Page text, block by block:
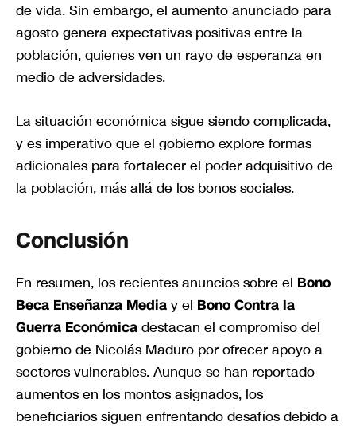
de vida. Sin embargo, el aumento anunciado para
agosto genera expectativas positivas entre la
población, quienes ven un rayo de esperanza en
medio de adversidades.
La situación económica sigue siendo complicada,
y es imperativo que el gobierno explore formas
adicionales para fortalecer el poder adquisitivo de
la población, más allá de los bonos sociales.
Conclusión
En resumen, los recientes anuncios sobre el Bono
Beca Enseñanza Media y el Bono Contra la
Guerra Económica destacan el compromiso del
gobierno de Nicolás Maduro por ofrecer apoyo a
sectores vulnerables. Aunque se han reportado
aumentos en los montos asignados, los
beneficiarios siguen enfrentando desafíos debido a